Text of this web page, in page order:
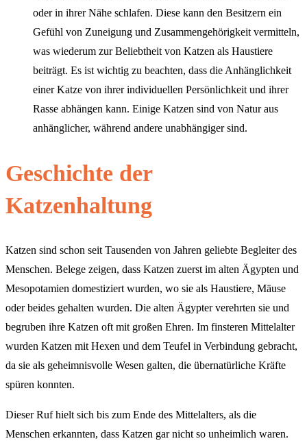
oder in ihrer Nähe schlafen. Diese kann den Besitzern ein
Gefühl von Zuneigung und Zusammengehörigkeit vermitteln,
was wiederum zur Beliebtheit von Katzen als Haustiere
beiträgt. Es ist wichtig zu beachten, dass die Anhänglichkeit
einer Katze von ihrer individuellen Persönlichkeit und ihrer
Rasse abhängen kann. Einige Katzen sind von Natur aus
anhänglicher, während andere unabhängiger sind.
Geschichte der
Katzenhaltung
Katzen sind schon seit Tausenden von Jahren geliebte Begleiter des
Menschen. Belege zeigen, dass Katzen zuerst im alten Ägypten und
Mesopotamien domestiziert wurden, wo sie als Haustiere, Mäuse
oder beides gehalten wurden. Die alten Ägypter verehrten sie und
begruben ihre Katzen oft mit großen Ehren. Im finsteren Mittelalter
wurden Katzen mit Hexen und dem Teufel in Verbindung gebracht,
da sie als geheimnisvolle Wesen galten, die übernatürliche Kräfte
spüren konnten.
Dieser Ruf hielt sich bis zum Ende des Mittelalters, als die
Menschen erkannten, dass Katzen gar nicht so unheimlich waren.